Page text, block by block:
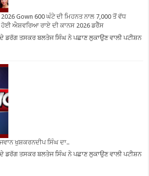
2026 Gown 600 ਘੰਟੇ ਦੀ ਮਿਹਨਤ ਨਾਲ 7,000 ਤੋਂ ਵੱਧ
ਐਸ਼ਵਰਿਆ ਰਾਏ ਦੀ ਕਾਨਸ 2026 ਡਰੈੱਸ
ਡਰੱਗ ਤਸਕਰ ਬਲਤੇਜ ਸਿੰਘ ਨੇ ਪਛਾਣ ਲੁਕਾਉਣ ਵਾਲੀ ਪਟੀਸ਼ਨ
ਖੁਸ਼ਕਰਨਦੀਪ ਸਿੰਘ ਦਾ..
ਡਰੱਗ ਤਸਕਰ ਬਲਤੇਜ ਸਿੰਘ ਨੇ ਪਛਾਣ ਲੁਕਾਉਣ ਵਾਲੀ ਪਟੀਸ਼ਨ